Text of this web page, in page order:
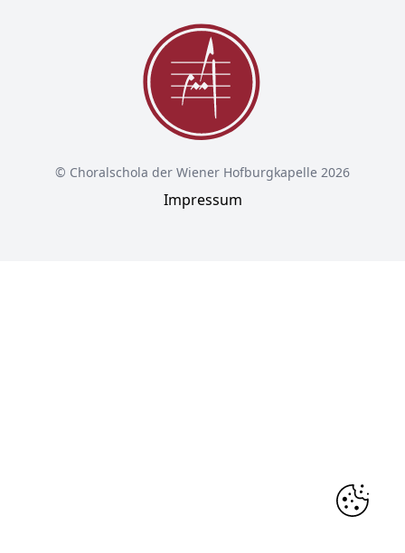
© Choralschola der Wiener Hofburgkapelle 2026
Impressum